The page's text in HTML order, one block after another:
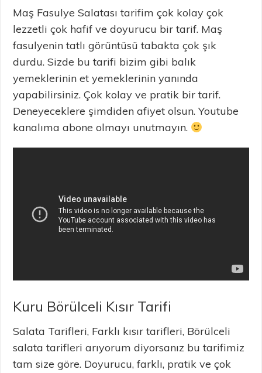
Maş Fasulye Salatası tarifim çok kolay çok
lezzetli çok hafif ve doyurucu bir tarif. Maş
fasulyenin tatlı görüntüsü tabakta çok şık
durdu. Sizde bu tarifi bizim gibi balık
yemeklerinin et yemeklerinin yanında
yapabilirsiniz. Çok kolay ve pratik bir tarif.
Deneyeceklere şimdiden afiyet olsun. Youtube
kanalıma abone olmayı unutmayın.
Kuru Börülceli Kısır Tarifi
Salata Tarifleri, Farklı kısır tarifleri, Börülceli
salata tarifleri arıyorum diyorsanız bu tarifimiz
tam size göre. Doyurucu, farklı, pratik ve çok